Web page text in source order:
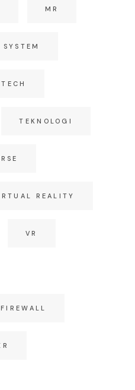
MR
SYSTEM
TECH
TEKNOLOGI
REALITY
VR